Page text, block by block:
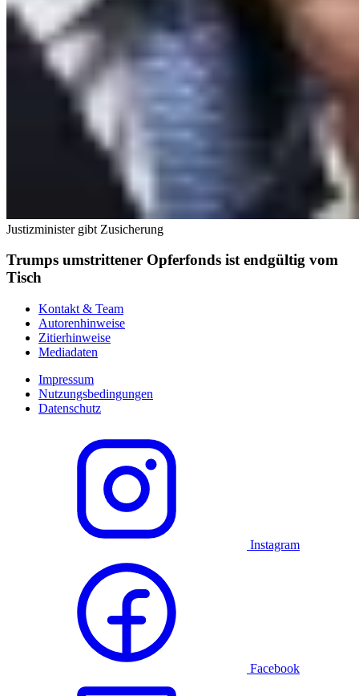
Justizminister gibt Zusicherung
Trumps umstrittener Opferfonds ist endgültig vom
Tisch
Kontakt & Team
Autorenhinweise
Zitierhinweise
Mediadaten
Impressum
Nutzungsbedingungen
Datenschutz
Instagram
Facebook